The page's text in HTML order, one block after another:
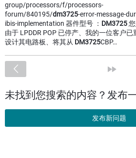
group/processors/f/processors-
forum/840195/dm3725-error-message-
ibis-implementation 器件型号 ： DM3725您
由于 LPDDR POP 已停产、我的一位客户已
设计其电路板、将其从 DM3725CBP…
未找到您搜索的内容？发布
发布新问题